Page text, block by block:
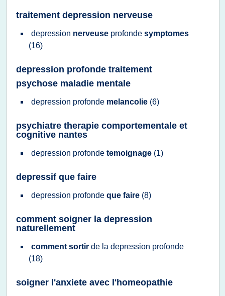
traitement depression nerveuse
depression nerveuse profonde symptomes
(16)
depression profonde traitement
psychose maladie mentale
depression profonde melancolie (6)
psychiatre therapie comportementale et
cognitive nantes
depression profonde temoignage (1)
depressif que faire
depression profonde que faire (8)
comment soigner la depression
naturellement
comment sortir de la depression profonde
(18)
soigner l'anxiete avec l'homeopathie